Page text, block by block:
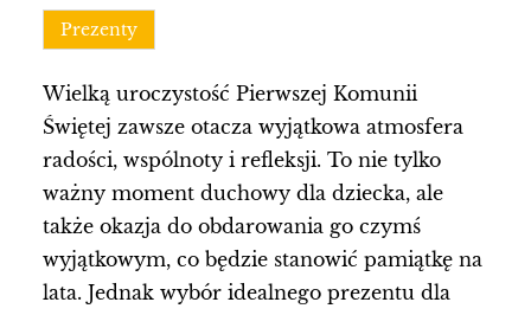
Prezenty
Wielką uroczystość Pierwszej Komunii
Świętej zawsze otacza wyjątkowa atmosfera
radości, wspólnoty i refleksji. To nie tylko
ważny moment duchowy dla dziecka, ale
także okazja do obdarowania go czymś
wyjątkowym, co będzie stanowić pamiątkę na
lata. Jednak wybór idealnego prezentu dla